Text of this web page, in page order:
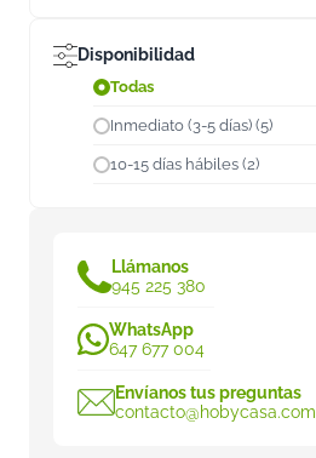
Disponibilidad
Todas
Inmediato (3-5 días) (5)
10-15 días hábiles (2)
Llámanos
945 225 380
WhatsApp
647 677 004
Envíanos tus preguntas
contacto@hobycasa.com